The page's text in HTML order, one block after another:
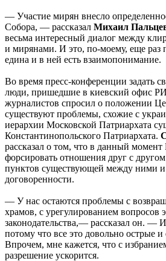
— Участие мирян внесло
Собора, — рассказал Михаил
весьма интересный диалог между
и мирянами. И это, по-моему, еще раз
едина и в ней есть взаимопонимание.
Во время пресс-конференции задать
люди, пришедшие в киевский офис
журналистов спросил о положении
существуют проблемы, схожие с
иерархии Московской Патриархата
Константинопольского Патриархата.
рассказал о том, что в данный момент
форсировать отношения друг с
пунктов существующей между ними и
договоренности.
— У нас остаются проблемы с
храмов, с урегулированием вопросов
законодательства,— рассказал он. —
потому что все это довольно острые
Впрочем, мне кажется, что с
разрешение ускорится.